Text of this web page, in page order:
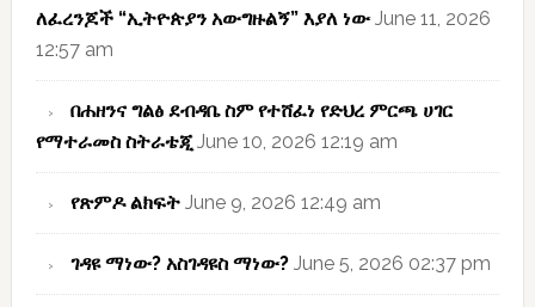
ለፈረንጆች “ኢትዮጵያን አውግዙልኝ” እያለ ነው June 11, 2026
12:57 am
በሐዘንና ግልፅ ደብዳቤ ስም የተሸፈነ የድህረ ምርጫ ሀገር
የማተራመስ ስትራቴጂ June 10, 2026 12:19 am
የጽምዶ ልክፍት June 9, 2026 12:49 am
ገዳዩ ማነው? አስገዳዩስ ማነው? June 5, 2026 02:37 pm